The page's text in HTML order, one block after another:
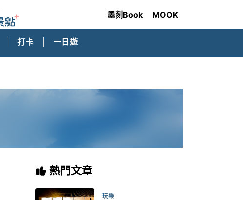
墨刻Book MOOK
打卡 一日遊
熱門文章
玩樂